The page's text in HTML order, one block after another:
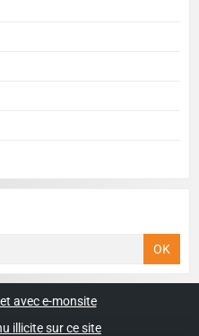
OK
avec e-monsite
illicite sur ce site